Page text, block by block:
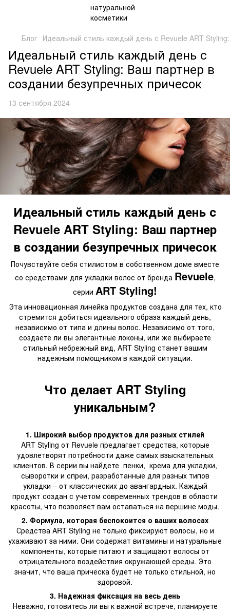
Блог Идеальный стиль каждый день с Revuele ART
Идеальный стиль каждый день с
Revuele ART Styling: Ваш партнер в
создании безупречных причесок
13 сентября 2024
Идеальный стиль каждый день с
Revuele ART Styling: Ваш партнер
в создании безупречных причесок
Почувствуйте себя стилистом в собственном доме вместе
со средствами для укладки волос от бренда Revuele,
серии ART Styling!
Эта инновационная линейка продуктов создана для тех, кто
стремится добиться идеального образа каждый день,
независимо от типа и длины волос. Независимо от того,
создаете ли вы элегантные локоны, или же выбираете
стильный небрежный вид, ART Styling станет вашим
надежным помощником в каждой ситуации.
Что делает ART Styling
уникальным?
1. Широкий выбор продуктов для разных стилей
ART Styling от Revuele предлагает средства, которые
удовлетворят потребности даже самых взыскательных
клиентов. В серии вы найдете пенки, крема для укладки,
сыворотки и спреи, разработанные для разных типов
укладки – от классических до авангардных. Каждый
продукт создан с учетом современных трендов в области
красоты, что позволяет вам оставаться на вершине моды.
2. Формула, которая беспокоится о ваших волосах
Средства ART Styling не только фиксируют волосы, но и
ухаживают за ними. Они содержат витамины и натуральные
компоненты, которые питают и защищают волосы от
отрицательного воздействия окружающей среды. Это
значит, что ваша прическа будет не только стильной, но
здоровой.
3. Надежная фиксация на весь день
Неважно, готовитесь ли вы к важной встрече, планируете